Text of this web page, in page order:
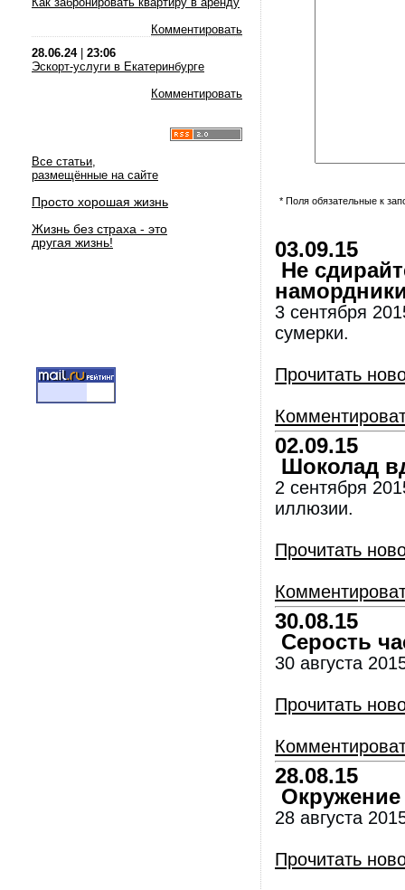
Комментировать
28.06.24| 23:06
Эскорт-услуги в Екатеринбурге
Комментировать
Все статьи,
размещённые на сайте
Просто хорошая жизнь
Жизнь без страха - это
другая жизнь!
* Поля обязательные к
03.09.15
Не
3 сентября
сумерки.
Прочитать
02.09.15
Шоколад
2 сентября
иллюзии.
Прочитать
30.08.15
Серость
30 августа
Прочитать
28.08.15
Окружение
28 августа
Прочитать